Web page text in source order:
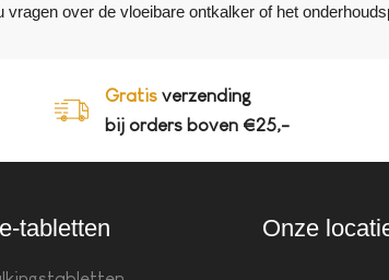
vragen over de vloeibare ontkalker of het
Gratis verzending
bij orders boven €25,-
tabletten Onze